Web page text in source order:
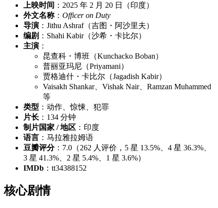
上映时间 ：2025 年 2 月 20 日（印度）
外文名称： Officer on Duty
导演 ：Jithu Ashraf（吉图・阿沙里夫）
编剧 ：Shahi Kabir（沙希・卡比尔）
主演 ：
昆查科・博班（Kunchacko Boban）
普丽亚玛尼（Priyamani）
贾格迪什・卡比尔（Jagadish Kabir）
Vaisakh Shankar、Vishak Nair、Ramzan Muhammed
等
类型 ：动作、惊悚、犯罪
片长 ：134 分钟
制片国家 / 地区 ：印度
语言 ：马拉雅拉姆语
豆瓣评分：7.0（262 人评价，5 星 13.5%、4 星 36.3%、
3 星 41.3%、2 星 5.4%、1 星 3.6%）
IMDb ：tt34388152
核心剧情